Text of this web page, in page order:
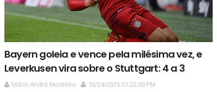
Bayern goleia e vence pela milésima vez, e
Leverkusen vira sobre o Stuttgart: 4 a 3
Mário André Monteiro
10/24/2015 01:22:00 PM